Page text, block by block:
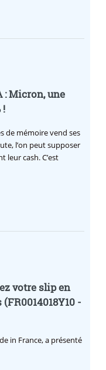
: Micron, une
!
de mémoire vend ses
l’on peut supposer
leur cash. C’est
votre slip en
-
in France, a présenté